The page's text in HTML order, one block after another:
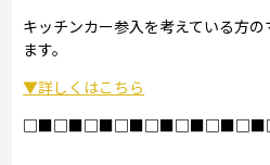
キッチンカー参入を考えている方
ます。
▼詳しくはこちら